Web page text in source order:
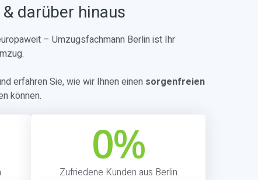
darüber hinaus
– Umzugsfachmann Berlin ist Ihr
erfahren Sie, wie wir Ihnen einen sorgenfreien
können.
Zufriedene Kunden aus Berlin
0%